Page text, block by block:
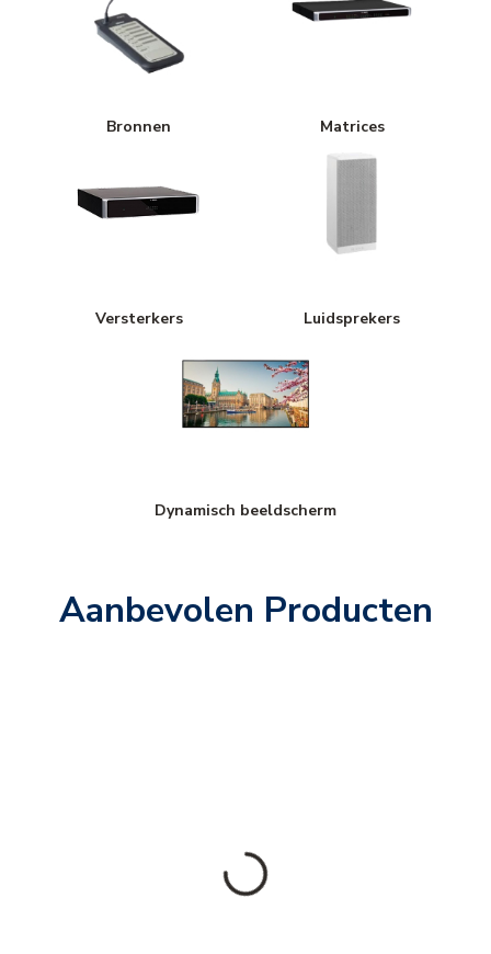
Bronnen Matrices
Versterkers Luidsprekers
Dynamisch beeldscherm
Aanbevolen Producten